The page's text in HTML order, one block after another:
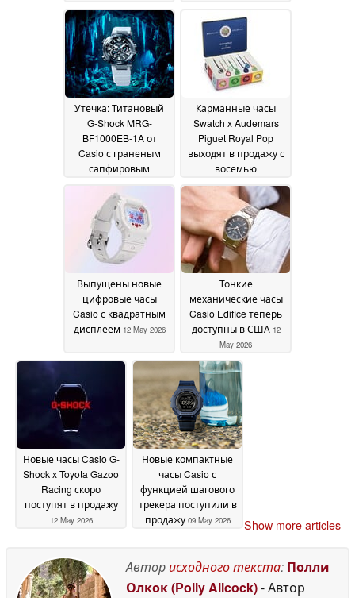
запуска14 May 2026
Утечка: Титановый
G-Shock MRG-
BF1000EB-1A от
Casio с граненым
сапфировым
безелем и ценником
$7 70013 May 2026
Карманные часы
Swatch x Audemars
Piguet Royal Pop
выходят в продажу с
восемью
уникальными
оттенками13 May 2026
Выпущены новые
цифровые часы
Casio с квадратным
дисплеем 12 May 2026
Тонкие
механические часы
Casio Edifice теперь
доступны в США 12
May 2026
Новые часы Casio G-
Shock x Toyota Gazoo
Racing скоро
поступят в продажу
12 May 2026
Новые компактные
часы Casio с
функцией шагового
трекера поступили в
продажу 09 May 2026 Show more articles
Авторисходного текста: Полли
Олкок (Polly Allcock)- Автор